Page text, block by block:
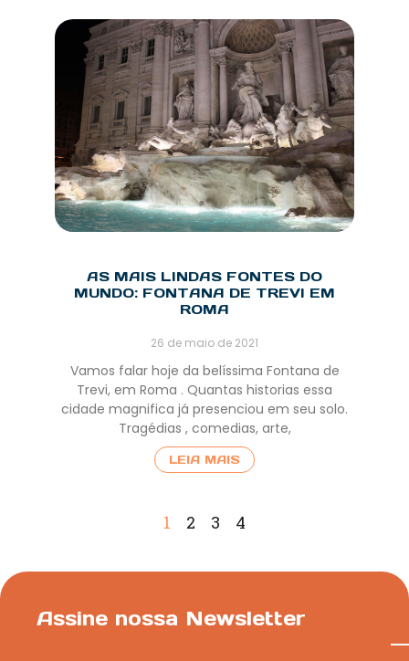
AS MAIS LINDAS FONTES DO
MUNDO: FONTANA DE TREVI EM
ROMA
26 de maio de 2021
Vamos falar hoje da belíssima Fontana de
Trevi, em Roma . Quantas historias essa
cidade magnifica já presenciou em seu solo.
Tragédias , comedias, arte,
LEIA MAIS
1 2 3 4
Assine nossa Newsletter